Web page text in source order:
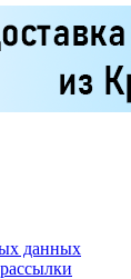
данных